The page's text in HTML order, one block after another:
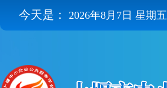
今天是： 2026年8月7日 星期五